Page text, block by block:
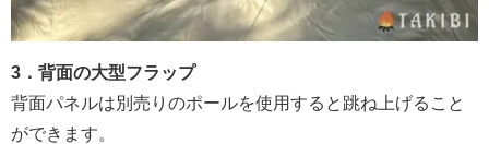
3．背面の大型フラップ
背面パネルは別売りのポールを使用すると跳ね上げること
ができます。